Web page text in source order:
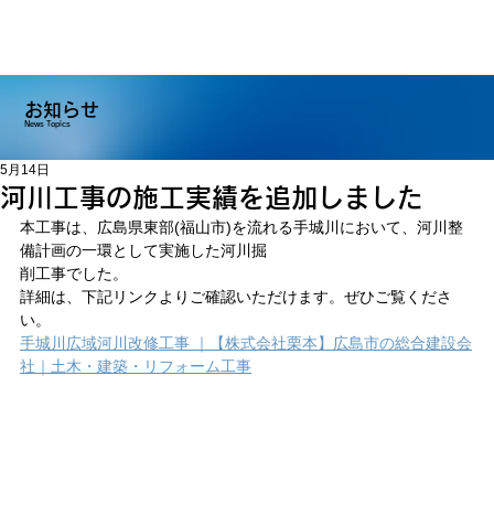
News Topics
お知らせ
河川工事の施工実績を追加しました
5月14日
本工事は、広島県東部(福山市)を流れる手城川において、河川整
備計画の一環として実施した河川掘
削工事でした。
詳細は、下記リンクよりご確認いただけます。ぜひご覧くださ
い。
手城川広域河川改修工事 ｜【株式会社栗本】広島市の総合建設会
社｜土木・建築・リフォーム工事